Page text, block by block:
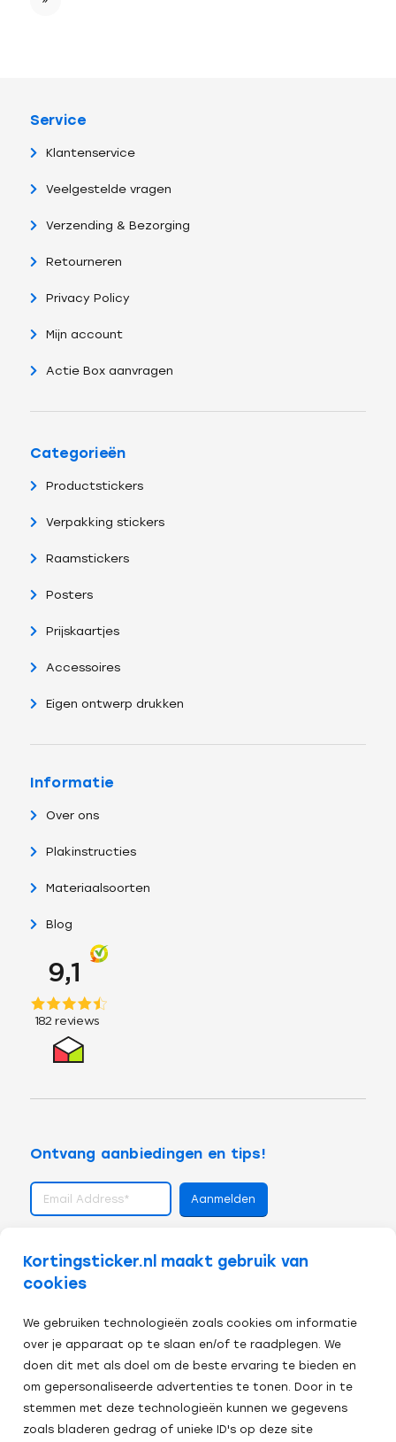
Kortingsticker.nl maakt gebruik van
cookies
We gebruiken technologieën zoals cookies om informatie
over je apparaat op te slaan en/of te raadplegen. We
doen dit met als doel om de beste ervaring te bieden en
om gepersonaliseerde advertenties te tonen. Door in te
stemmen met deze technologieën kunnen we gegevens
zoals bladeren gedrag of unieke ID's op deze site
Service
Klantenservice
Veelgestelde vragen
Verzending & Bezorging
Retourneren
Privacy Policy
Mijn account
Actie Box aanvragen
Categorieën
Productstickers
Verpakking stickers
Raamstickers
Posters
Prijskaartjes
Accessoires
Eigen ontwerp drukken
Informatie
Over ons
Plakinstructies
Materiaalsoorten
Blog
Ontvang aanbiedingen en tips!